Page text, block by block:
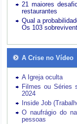
21 maiores
restaurantes
Qual a
Os 103
A Crise no Vídeo
A Igreja oculta
Filmes ou Séries
2024
Inside Job
O naufrágio do
pessoas